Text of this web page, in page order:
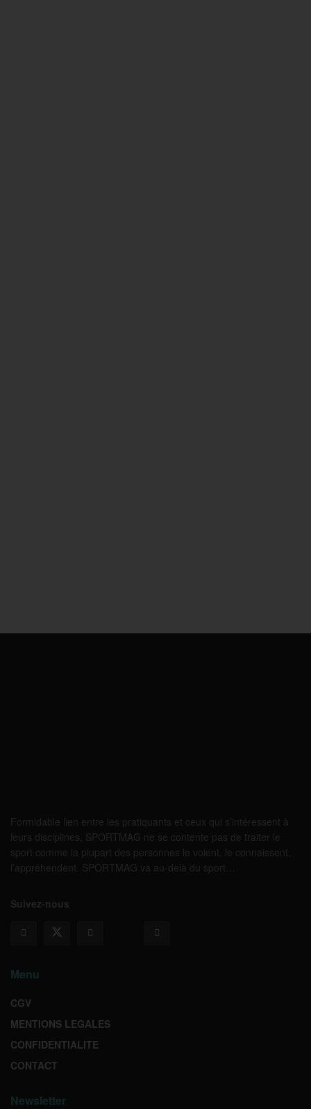
Formidable lien entre les pratiquants et ceux qui s’intéressent à
leurs disciplines, SPORTMAG ne se contente pas de traiter le
sport comme la plupart des personnes le voient, le connaissent,
l’appréhendent. SPORTMAG va au-delà du sport…
Suivez-nous
Menu
CGV
MENTIONS LEGALES
CONFIDENTIALITE
CONTACT
Newsletter